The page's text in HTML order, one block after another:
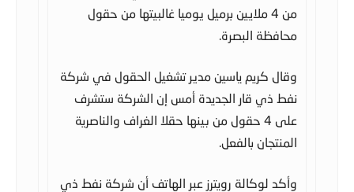
من 4 ملايين برميل يوميا غالبيتها من حقول
محافظة البصرة.
وقال كريم ياسين مدير تشغيل الحقول في شركة
نفط ذي قار الجديدة أمس إن الشركة ستشرف
على 4 حقول من بينها حقلا الغراف والناصرية
المنتجان بالفعل.
وأكد لوكالة رويترز عبر الهاتف أن شركة نفط ذي